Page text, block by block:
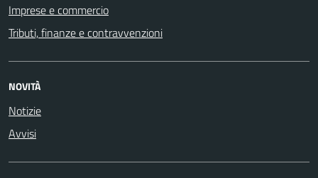
Imprese e commercio
Tributi, finanze e contravvenzioni
NOVITÀ
Notizie
Avvisi